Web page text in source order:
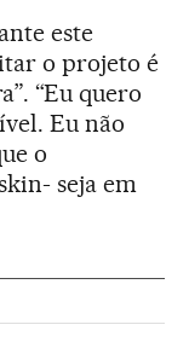
este
o projeto é
“Eu quero
Eu não
o
seja em